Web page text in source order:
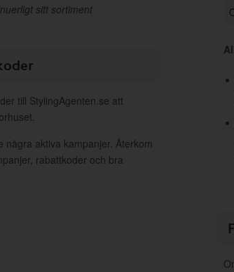
sitt sortiment
till StylingAgenten.se att
aktiva kampanjer. Återkom
rabattkoder och bra